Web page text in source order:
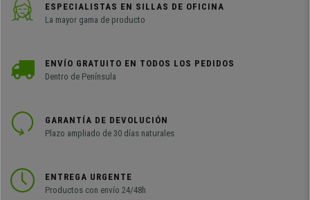
ESPECIALISTAS EN SILLAS DE OFICINA
La mayor gama de producto
ENVÍO GRATUITO EN TODOS LOS PEDIDOS
Dentro de Península
GARANTÍA DE DEVOLUCIÓN
Plazo ampliado de 30 días naturales
ENTREGA URGENTE
Productos con envío 24/48h